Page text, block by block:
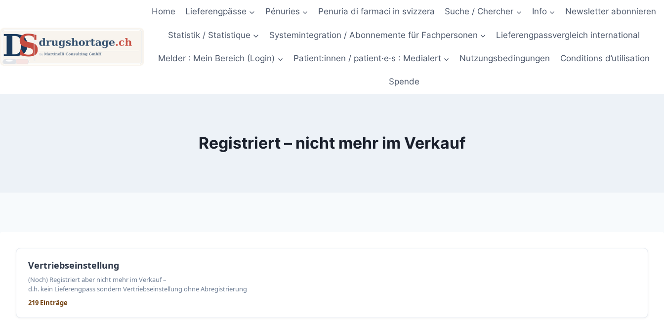
springen
Home Lieferengpässe Pénuries Penuria di farmaci in svizzera Suche / Chercher Info Newsletter abonnieren
Statistik / Statistique Systemintegration / Abonnemente für Fachpersonen Lieferengpassvergleich international
Melder : Mein Bereich (Login) Patient:innen / patient·e·s : Medialert Nutzungsbedingungen Conditions d’utilisation
Spende
Registriert – nicht mehr im Verkauf
Vertriebseinstellung
(Noch) Registriert aber nicht mehr im Verkauf –
d.h. kein Lieferengpass sondern Vertriebseinstellung ohne Abregistrierung
219 Einträge